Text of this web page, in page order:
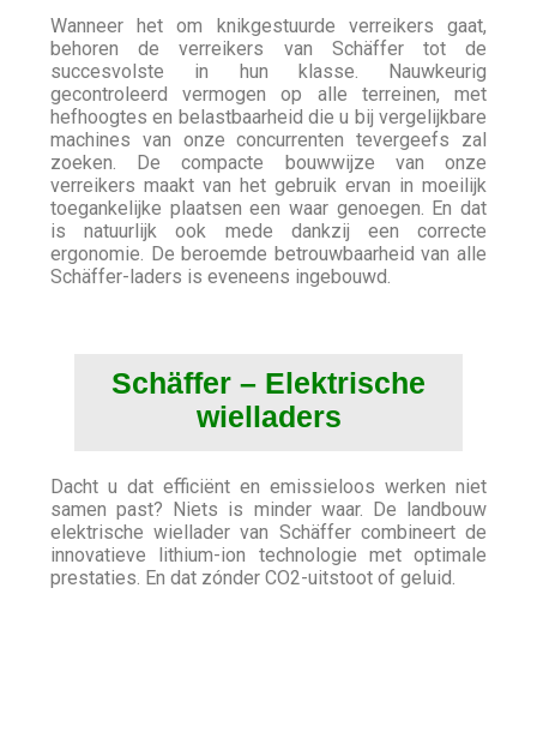
Wanneer het om knikgestuurde verreikers gaat,
behoren de verreikers van Schäffer tot de
succesvolste in hun klasse. Nauwkeurig
gecontroleerd vermogen op alle terreinen, met
hefhoogtes en belastbaarheid die u bij vergelijkbare
machines van onze concurrenten tevergeefs zal
zoeken. De compacte bouwwijze van onze
verreikers maakt van het gebruik ervan in moeilijk
toegankelijke plaatsen een waar genoegen. En dat
is natuurlijk ook mede dankzij een correcte
ergonomie. De beroemde betrouwbaarheid van alle
Schäffer-laders is eveneens ingebouwd.
Schäffer – Elektrische
wielladers
Dacht u dat efficiënt en emissieloos werken niet
samen past? Niets is minder waar. De landbouw
elektrische wiellader van Schäffer combineert de
innovatieve lithium-ion technologie met optimale
prestaties. En dat zónder CO2-uitstoot of geluid.